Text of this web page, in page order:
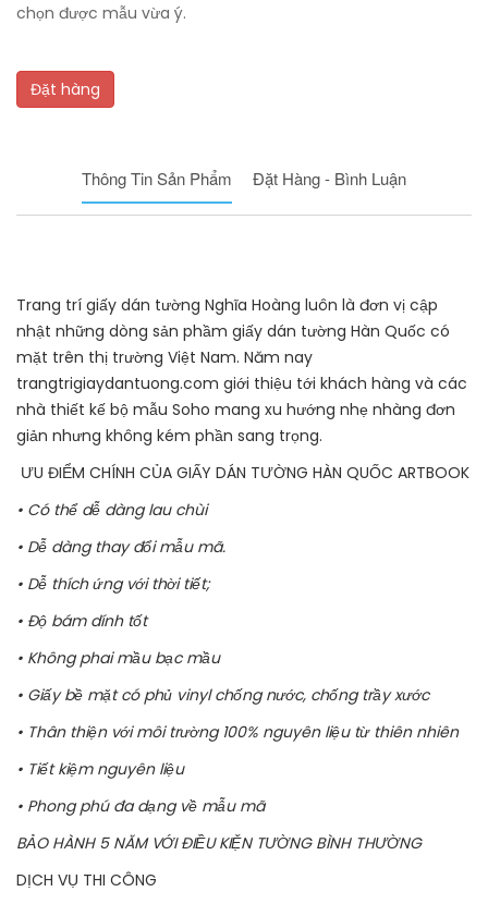
chọn được mẫu vừa ý.
Đặt hàng
Thông Tin Sản Phẩm Đặt Hàng - Bình Luận
Trang trí giấy dán tường Nghĩa Hoàng luôn là đơn vị cập
nhật những dòng sản phầm giấy dán tường Hàn Quốc có
mặt trên thị trường Việt Nam. Năm nay
trangtrigiaydantuong.com giới thiệu tới khách hàng và các
nhà thiết kế bộ mẫu Soho mang xu hướng nhẹ nhàng đơn
giản nhưng không kém phần sang trọng.
ƯU ĐIỂM CHÍNH CỦA GIẤY DÁN TƯỜNG HÀN QUỐC ARTBOOK
• Có thể dễ dàng lau chùi
• Dễ dàng thay đổi mẫu mã.
• Dễ thích ứng với thời tiết;
• Độ bám dính tốt
• Không phai mầu bạc mầu
• Giấy bề mặt có phủ vinyl chống nước, chống trầy xước
• Thân thiện với môi trường 100% nguyên liệu từ thiên nhiên
• Tiết kiệm nguyên liệu
• Phong phú đa dạng về mẫu mã
BẢO HÀNH 5 NĂM VỚI ĐIỀU KIỆN TƯỜNG BÌNH THƯỜNG
DỊCH VỤ THI CÔNG